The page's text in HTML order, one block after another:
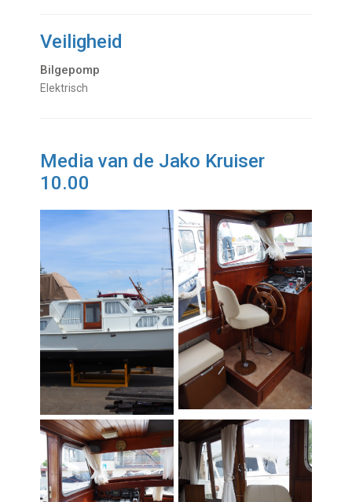
Veiligheid
Bilgepomp
Elektrisch
Media van de Jako Kruiser
10.00